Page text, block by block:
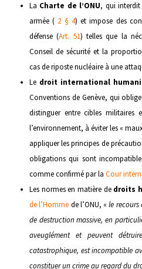
La Charte de l’ONU, qui
armée ( 2 § 4) et impose des
défense (Art. 51) telles que la
Conseil de sécurité et la
cas de riposte nucléaire à une
Le droit international
Conventions de Genève, qui
distinguer entre cibles
l’environnement, à éviter les «
appliquer les principes de
obligations qui sont
comme confirmé par la Cour
Les normes en matière de droits
de l’Homme de l’ONU, «le recours
de destruction massive, en
aveuglément et peuvent
catastrophique, est incompatible
constituer un crime au regard du